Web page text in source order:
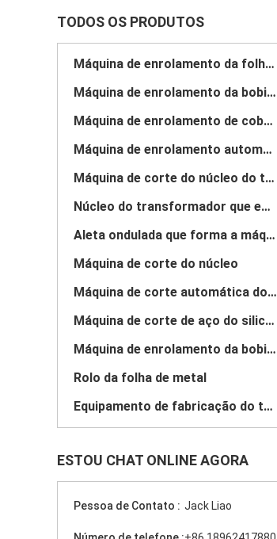
TODOS OS PRODUTOS
Máquina de enrolamento da folha do transformador
Máquina de enrolamento da bobina do transformador
Máquina de enrolamento de cobre da folha
Máquina de enrolamento automática da bobina
Máquina de corte do núcleo do transformador
Núcleo do transformador que empilha a tabela
Aleta ondulada que forma a máquina
Máquina de corte do núcleo
Máquina de corte automática do núcleo
Máquina de corte de aço do silicone
Máquina de enrolamento da bobina do motor
Rolo da folha de metal
Equipamento de fabricação do transformador
ESTOU CHAT ONLINE AGORA
Pessoa de Contato : Jack Liao